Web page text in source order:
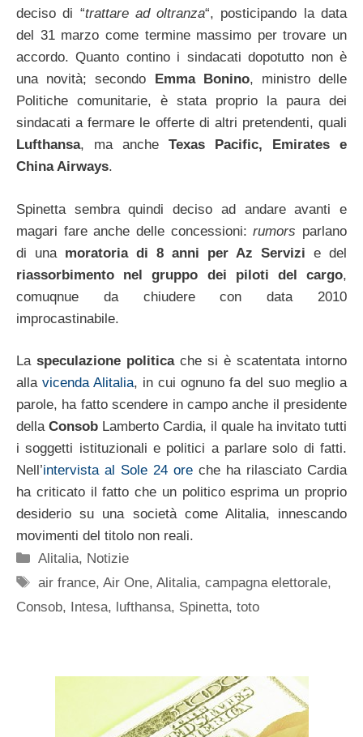
deciso di “trattare ad oltranza“, posticipando la data
del 31 marzo come termine massimo per trovare un
accordo. Quanto contino i sindacati dopotutto non è
una novità; secondo Emma Bonino, ministro delle
Politiche comunitarie, è stata proprio la paura dei
sindacati a fermare le offerte di altri pretendenti, quali
Lufthansa, ma anche Texas Pacific, Emirates e
China Airways.
Spinetta sembra quindi deciso ad andare avanti e
magari fare anche delle concessioni: rumors parlano
di una moratoria di 8 anni per Az Servizi e del
riassorbimento nel gruppo dei piloti del cargo,
comuqnue da chiudere con data 2010
improcastinabile.
La speculazione politica che si è scatentata intorno
alla vicenda Alitalia, in cui ognuno fa del suo meglio a
parole, ha fatto scendere in campo anche il presidente
della Consob Lamberto Cardia, il quale ha invitato tutti
i soggetti istituzionali e politici a parlare solo di fatti.
Nell’intervista al Sole 24 ore che ha rilasciato Cardia
ha criticato il fatto che un politico esprima un proprio
desiderio su una società come Alitalia, innescando
movimenti del titolo non reali.
Categorie
Alitalia, Notizie
Tag
air france,Air One,Alitalia,campagna elettorale,
Consob, Intesa, lufthansa, Spinetta, toto